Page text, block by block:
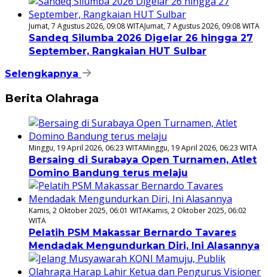
Jumat, 7 Agustus 2026, 09:08 WITAJumat, 7 Agustus 2026, 09:08 WITA
Sandeq Silumba 2026 Digelar 26 hingga 27
September, Rangkaian HUT Sulbar
Selengkapnya
Berita Olahraga
Minggu, 19 April 2026, 06:23 WITAMinggu, 19 April 2026, 06:23 WITA
Bersaing di Surabaya Open Turnamen, Atlet
Domino Bandung terus melaju
Kamis, 2 Oktober 2025, 06:01 WITAKamis, 2 Oktober 2025, 06:02
WITA
Pelatih PSM Makassar Bernardo Tavares
Mendadak Mengundurkan Diri, Ini Alasannya